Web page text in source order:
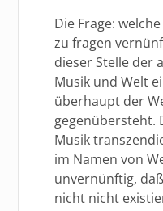
Die Frage:
zu fragen
dieser Stelle der
Musik und Welt
überhaupt der
gegenübersteht.
Musik
im Namen von
unvernünftig,
nicht nicht